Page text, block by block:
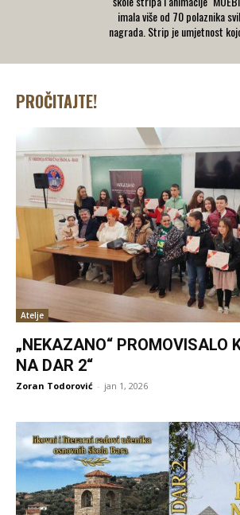
imala više od 70 polaznika
nagrada. Strip je umjetnost
PROČITAJTE!
Atelje
„NEKAZANO“ PROMOVISALO
NA DAR 2“
Zoran Todorović - jan 1, 2026